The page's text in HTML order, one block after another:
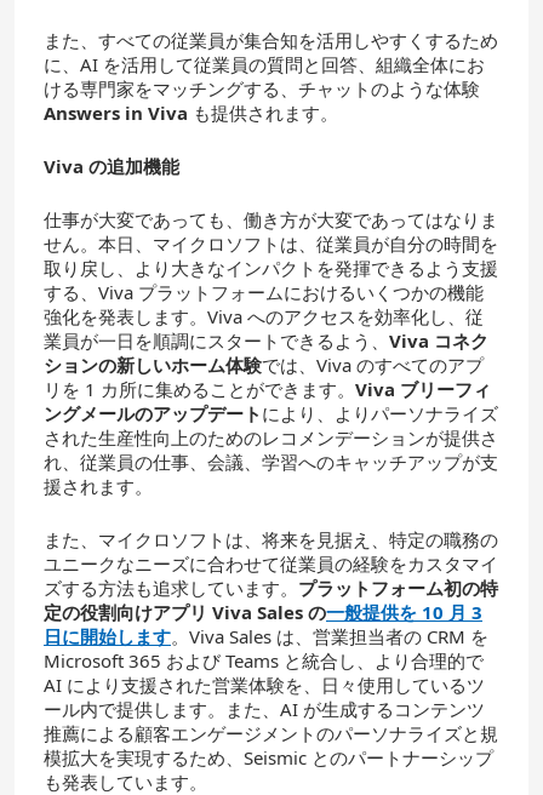
また、すべての従業員が集合知を活用しやすくするため
に、AI を活用して従業員の質問と回答、組織全体にお
ける専門家をマッチングする、チャットのような体験
Answers in Viva も提供されます。
Viva の追加機能
仕事が大変であっても、働き方が大変であってはなりま
せん。本日、マイクロソフトは、従業員が自分の時間を
取り戻し、より大きなインパクトを発揮できるよう支援
する、Viva プラットフォームにおけるいくつかの機能
強化を発表します。Viva へのアクセスを効率化し、従
業員が一日を順調にスタートできるよう、 Viva コネク
ションの新しいホーム体験では、Viva のすべてのアプ
リを 1 カ所に集めることができます。 Viva ブリーフィ
ングメールのアップデート により、よりパーソナライズ
された生産性向上のためのレコメンデーションが提供さ
れ、従業員の仕事、会議、学習へのキャッチアップが支
援されます。
また、マイクロソフトは、将来を見据え、特定の職務の
ユニークなニーズに合わせて従業員の経験をカスタマイ
ズする方法も追求しています。 プラットフォーム初の特
定の役割向けアプリ Viva Sales の一般提供を 10 月 3
日に開始します。Viva Sales は、営業担当者の CRM を
Microsoft 365 および Teams と統合し、より合理的で
AI により支援された営業体験を、日々使用しているツ
ール内で提供します。また、AI が生成するコンテンツ
推薦による顧客エンゲージメントのパーソナライズと規
模拡大を実現するため、Seismic とのパートナーシップ
も発表しています。